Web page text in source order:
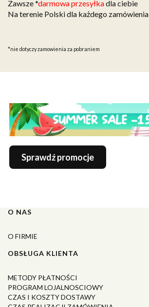
Zawsze *darmowa przesyłkadla ciebie
Na terenie Polski dla każdego zamówienia
*nie dotyczy zamowienia za pobraniem
Sprawdź promocje
Linki w stopce
O NAS
O FIRMIE
OBSŁUGA KLIENTA
METODY PŁATNOŚCI
PROGRAM LOJALNOSCIOWY
CZAS I KOSZTY DOSTAWY